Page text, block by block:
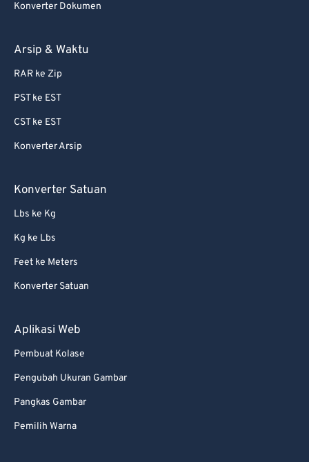
Konverter Dokumen
Arsip & Waktu
RAR ke Zip
PST ke EST
CST ke EST
Konverter Arsip
Konverter Satuan
Lbs ke Kg
Kg ke Lbs
Feet ke Meters
Konverter Satuan
Aplikasi Web
Pembuat Kolase
Pengubah Ukuran Gambar
Pangkas Gambar
Pemilih Warna